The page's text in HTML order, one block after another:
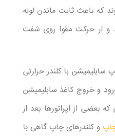
که باعث ثابت ماندن لوله
و ار حرکت مقوا روی شفت
سابلیمیشن با کلندر حرارتی
و خروج کاغذ سابلیمیشن
بعضی از اپراتورها بعد از
و کلندرهای چاپ گاهی با